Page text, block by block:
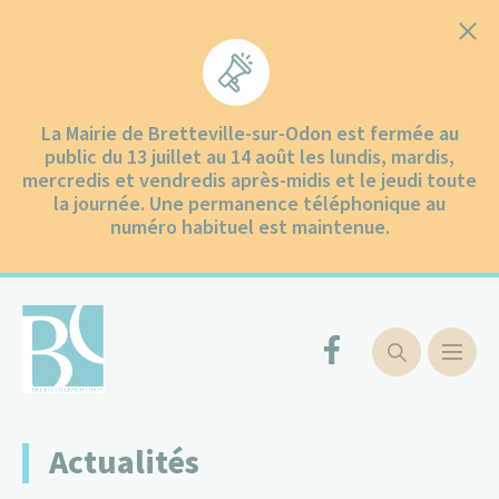
La Mairie de Bretteville-sur-Odon est fermée au
public du 13 juillet au 14 août les lundis, mardis,
mercredis et vendredis après-midis et le jeudi toute
la journée. Une permanence téléphonique au
numéro habituel est maintenue.
Ma ville
Ma ville
Communication
Enfance et jeunesse
Groupe Scolaire des Odons
Petite Enfance
Environnement
Mobilités
Santé – Social
Centre communal d’actions sociales
Urbanisme
Mairie et services
Vie municipale
Vie quotidienne
Collecte des déchets
Démarches administratives
Vivre et sortir
Culture et patrimoine
Comités de jumelage
Sports et loisirs
Rester quelques jours
Actualités